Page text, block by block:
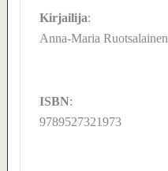
Kirjailija:
Anna-Maria Ruotsalainen
ISBN:
9789527321973